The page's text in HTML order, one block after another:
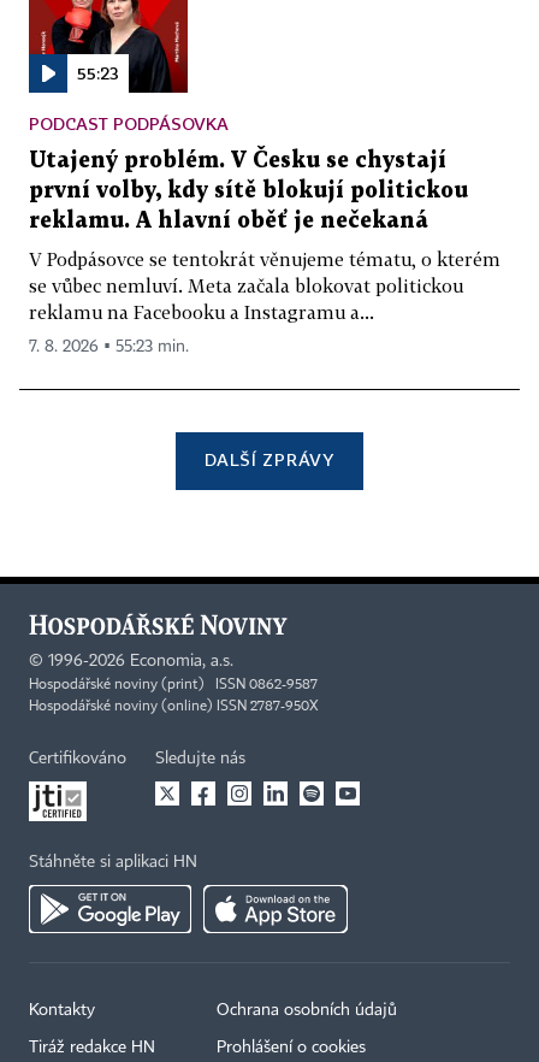
55:23
PODCAST PODPÁSOVKA
Utajený problém. V Česku se chystají
první volby, kdy sítě blokují politickou
reklamu. A hlavní oběť je nečekaná
V Podpásovce se tentokrát věnujeme tématu, o kterém
se vůbec nemluví. Meta začala blokovat politickou
reklamu na Facebooku a Instagramu a...
7. 8. 2026 ▪ 55:23 min.
DALŠÍ ZPRÁVY
© 1996-2026 Economia, a.s.
Hospodářské noviny (print) ISSN 0862-9587
Hospodářské noviny (online) ISSN 2787-950X
Certifikováno Sledujte nás
Stáhněte si aplikaci HN
Kontakty
Tiráž redakce HN
Ochrana osobních údajů
Prohlášení o cookies